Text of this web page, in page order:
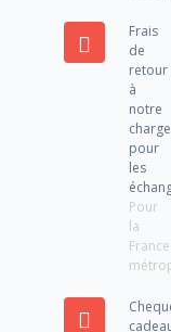
Frais
de
retour
à
notre
charge
pour
les
Pour
la
France